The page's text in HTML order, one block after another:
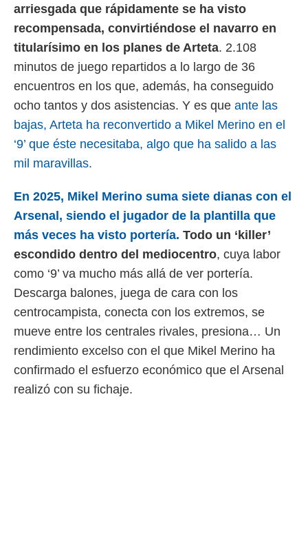
el sitio
para
o
aunque
no
acceder a
web a
únicos
similares
como
arriesgada que rápidamente se ha visto
recompensada, convirtiéndose el navarro en
titularísimo en los planes de Arteta. 2.108
minutos de juego repartidos a lo largo de 36
encuentros en los que, además, ha conseguido
ocho tantos y dos asistencias. Y es que ante las
bajas, Arteta ha reconvertido a Mikel Merino en el
‘9’ que éste necesitaba, algo que ha salido a las
mil maravillas.
En 2025, Mikel Merino suma siete dianas con el
Arsenal, siendo el jugador de la plantilla que
más veces ha visto portería. Todo un ‘killer’
escondido dentro del mediocentro, cuya labor
como ‘9’ va mucho más allá de ver portería.
Descarga balones, juega de cara con los
centrocampista, conecta con los extremos, se
mueve entre los centrales rivales, presiona… Un
rendimiento excelso con el que Mikel Merino ha
confirmado el esfuerzo económico que el Arsenal
realizó con su fichaje.